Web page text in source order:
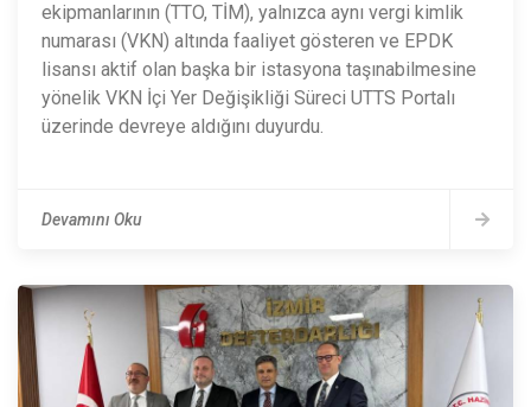
ekipmanlarının (TTO, TİM), yalnızca aynı vergi kimlik
numarası (VKN) altında faaliyet gösteren ve EPDK
lisansı aktif olan başka bir istasyona taşınabilmesine
yönelik VKN İçi Yer Değişikliği Süreci UTTS Portalı
üzerinde devreye aldığını duyurdu.
Devamını Oku